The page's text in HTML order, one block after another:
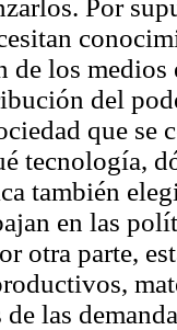
Por
de los
del
que se
tecnología,
también
en las
otra parte,
de las